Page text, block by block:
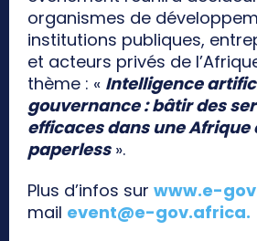
organismes de
institutions publiques,
et acteurs privés de
thème : « Intelligence
gouvernance : bâtir des
efficaces dans une Afrique
paperless».
Plus d’infos sur www.e-
mail event@e-gov.africa.